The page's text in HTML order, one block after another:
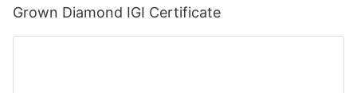
Grown Diamond IGI Certificate